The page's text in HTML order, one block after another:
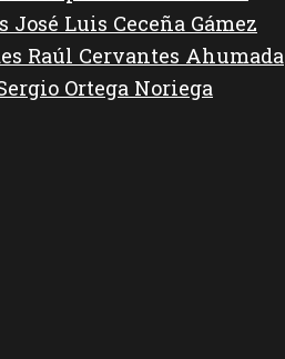
Luis Ceceña Gámez
Raúl Cervantes Ahumada
Ortega Noriega